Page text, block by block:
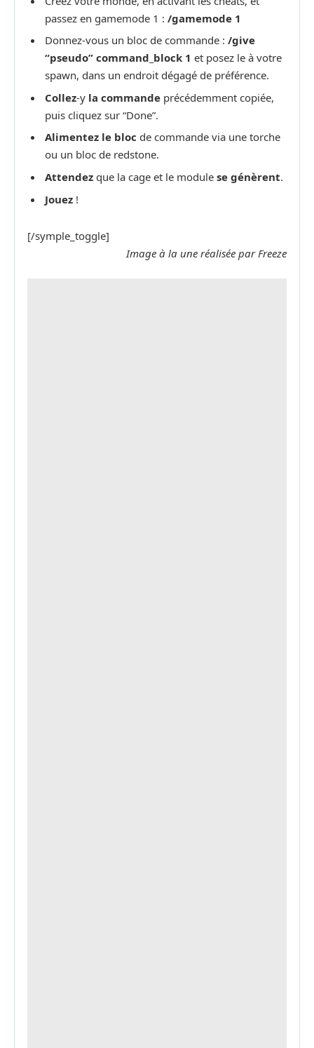
passez en gamemode 1 : /gamemode 1
Donnez-vous un bloc de commande : /give
“pseudo” command_block 1 et posez le à votre
spawn, dans un endroit dégagé de préférence.
Collez-y la commande précédemment copiée,
puis cliquez sur “Done”.
Alimentez le bloc de commande via une torche
ou un bloc de redstone.
Attendez que la cage et le module se génèrent.
Jouez !
[/symple_toggle]
Image à la une réalisée par Freeze